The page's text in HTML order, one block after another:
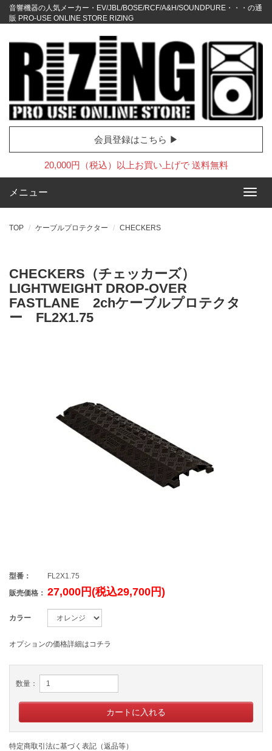
音響機器の人気メーカー・EV/JBL/BOSE/RCF/A&H/SOUNDPURE・・・の通
販 PRO-USE ONLINE STORE RIZING
会員登録はこちら ▶
20,000円（税込）以上お買い上げで 送料無料
メニュー
TOP ケーブルプロテクター CHECKERS
CHECKERS（チェッカーズ）
LIGHTWEIGHT DROP-OVER
FASTLANE 2chケーブルプロテクタ
ー FL2X1.75
型番：
FL2X1.75
販売価格： 27,000円(税込29,700円)
カラー
オプションの価格詳細はコチラ
数量：
特定商取引法に基づく表記（返品等）